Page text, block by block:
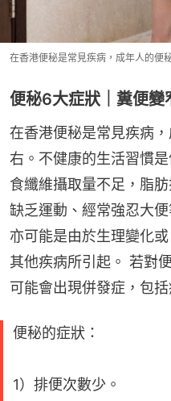
在香港便秘是常見疾病，成年人的便
便秘6大症狀｜糞便變
在香港便秘是常見疾病
右。不健康的生活習慣
食纖維攝取量不足，脂
缺乏運動、經常強忍大
亦可能是由於生理變化
其他疾病所引起。 若對
可能會出現併發症，包
便秘的症狀：
1）排便次數少。